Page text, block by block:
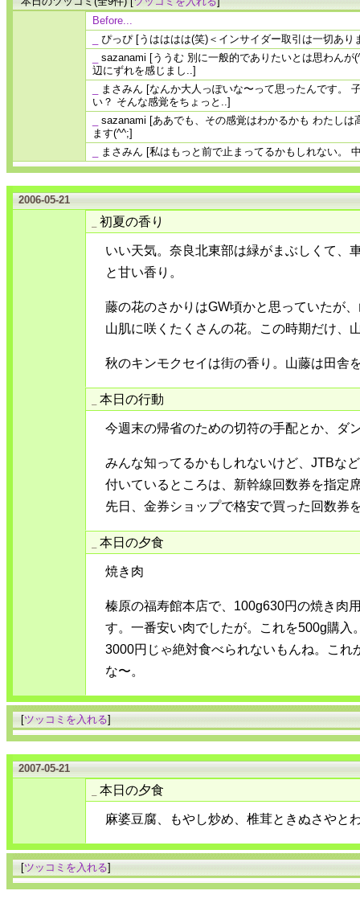
Before...
ぴっぴ[うはははは(笑)＜インサイダー取引は一切あり
sazanami [ううむ 別に一般的でありたいとは思わん
辺にずれを感じまし..]
まさみん [なんか大人っぽいな〜って思ったんです。
い？ そんな感覚をちょっと..]
sazanami [ああでも、その感覚はわかるかも わたし
ます(^^;]
まさみん [私はもっと前で止まってるかもしれない。
2006-05-21
初夏の香り
いい天気。奈良北東部は緑がまぶしくて、
と甘い香り。
藤の花のさかりはGW頃かと思っていたが
山肌に咲くたくさんの花。この時期だけ、
秋のキンモクセイは街の香り。山藤は田舎
本日の行動
今週末の帰省のための切符の手配とか、ダ
みんな知ってるかもしれないけど、JTBな
付いているところは、新幹線回数券を指定
先日、金券ショップで格安で買った回数券
本日の夕食
焼き肉
榛原の福寿館本店で、100g630円の焼き肉
す。一番安い肉でしたが。これを500g購
3000円じゃ絶対食べられないもんね。こ
な〜。
[ツッコミを入れる]
2007-05-21
本日の夕食
麻婆豆腐、もやし炒め、椎茸ときぬさやと
[ツッコミを入れる]